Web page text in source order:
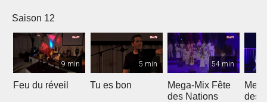
Saison 12
9 min
Feu du réveil
5 min
Tu es bon
54 min
Mega-Mix Fête
des Nations
des